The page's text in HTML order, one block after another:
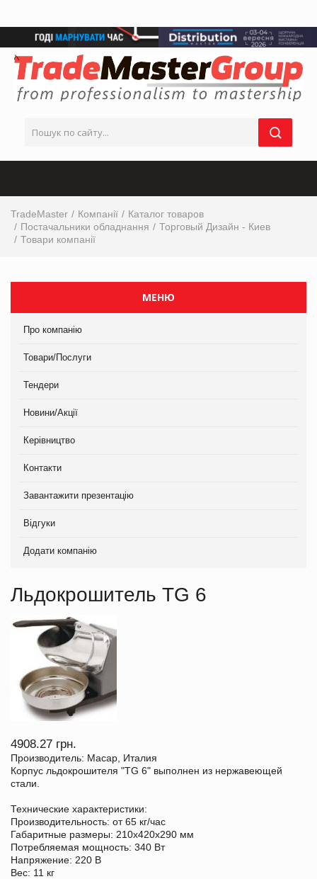
TradeMaster Компанії
Каталог товаров
Постачальники обладнання
Торговый Дизайн - Киев
Товари компанії
МЕНЮ
Про компанію
Товари/Послуги
Тендери
Новини/Акції
Керівництво
Контакти
Завантажити презентацію
Відгуки
Додати компанію
Льдокрошитель TG 6
4908.27 грн.
Производитель: Macap, Италия
Корпус льдокрошителя "TG 6" выполнен из нержавеющей
стали.
Технические характеристики:
Производительность: от 65 кг/час
Габаритные размеры: 210х420х290 мм
Потребляемая мощность: 340 Вт
Напряжение: 220 В
Вес: 11 кг